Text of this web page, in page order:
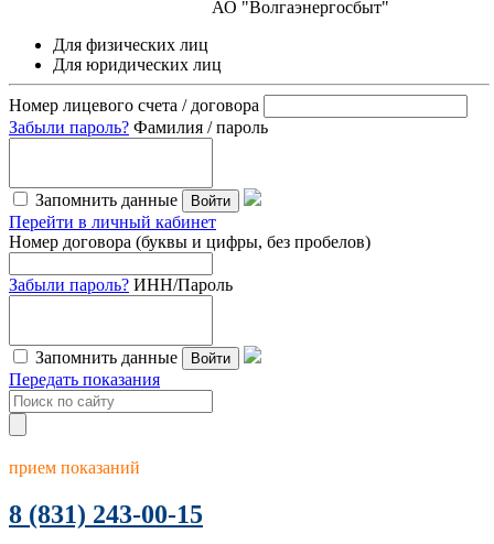
АО "Волгаэнергосбыт"
Для физических лиц
Для юридических лиц
Номер лицевого счета / договора
Забыли пароль? Фамилия / пароль
Запомнить данные Войти
Перейти в личный кабинет
Номер договора (буквы и цифры, без пробелов)
Забыли пароль? ИНН/Пароль
Запомнить данные Войти
Передать показания
прием показаний
8 (831) 243-00-15